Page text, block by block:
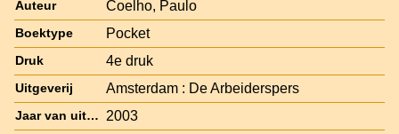
Auteur Coelho, Paulo
Boektype Pocket
Druk 4e druk
Uitgeverij Amsterdam : De Arbeiderspers
Jaar van uitgave 2003